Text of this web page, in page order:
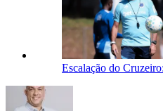
Escalação do